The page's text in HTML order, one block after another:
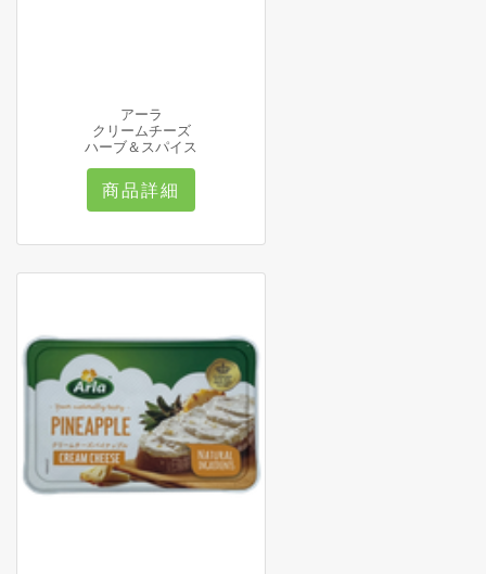
アーラ
クリームチーズ
ハーブ＆スパイス
商品詳細